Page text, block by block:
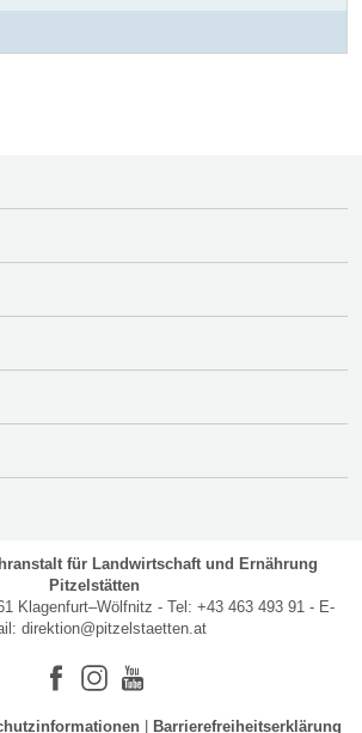
für Landwirtschaft und Ernährung
Pitzelstätten
Klagenfurt–Wölfnitz - Tel: +43 463 493 91 - E-
direktion@pitzelstaetten.at
FacebookInstagramYoutube
Barrierefreiheitserklärung